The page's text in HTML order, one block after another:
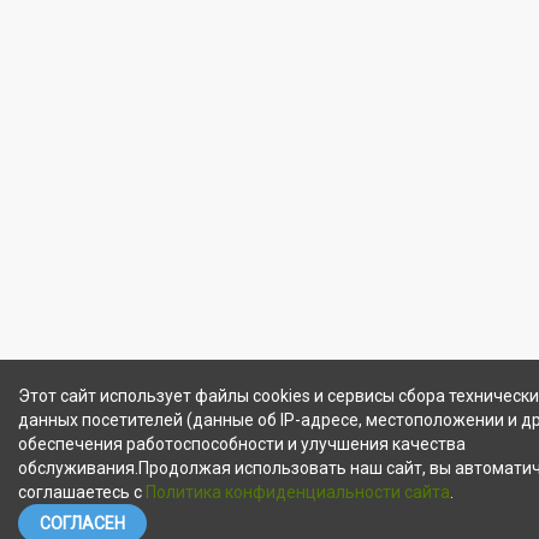
Этот сайт использует файлы cookies и сервисы сбора
данных посетителей (данные об IP-адресе, местоположении и
обеспечения работоспособности и улучшения качества
обслуживания.Продолжая использовать наш сайт, вы
соглашаетесь с Политика конфиденциальности сайта
СОГЛАСЕН